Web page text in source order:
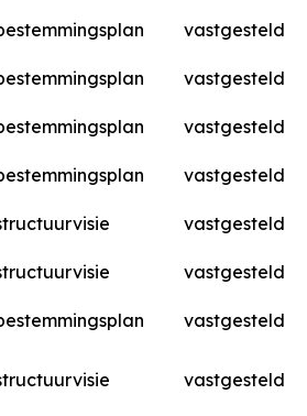
vastgesteld
vastgesteld
vastgesteld
vastgesteld
vastgesteld
vastgesteld
vastgesteld
vastgesteld